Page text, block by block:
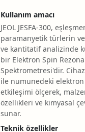
Kullanım amacı
JEOL JESFA-300,
paramanyetik türlerin
ve kantitatif analizinde
bir Elektron Spin
Spektrometresi'dir.
ile numunedeki
etkileşimi ölçerek,
özellikleri ve kimyasal
sunar.
Teknik özellikler